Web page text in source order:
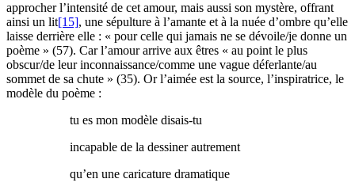
approcher l’intensité de cet amour, mais aussi son mystère, offrant
ainsi un lit[15], une sépulture à l’amante et à la nuée d’ombre qu’elle
laisse derrière elle : « pour celle qui jamais ne se dévoile/je donne un
poème » (57). Car l’amour arrive aux êtres « au point le plus
obscur/de leur inconnaissance/comme une vague déferlante/au
sommet de sa chute » (35). Or l’aimée est la source, l’inspiratrice, le
modèle du poème :
tu es mon modèle disais-tu
incapable de la dessiner autrement
qu’en une caricature dramatique